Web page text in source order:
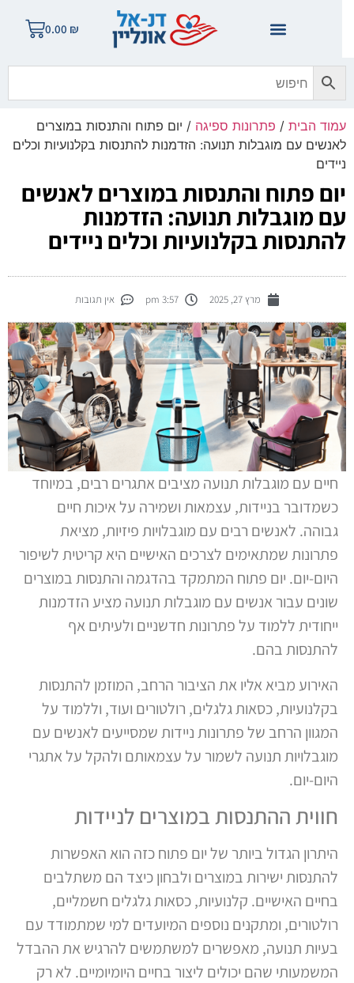
0.00
הבית/ פתרונות ספיגה/ יום פתוח והתנסות במוצרים
עם מוגבלות תנועה: הזדמנות להתנסות בקלנועיות וכלים
פתוח והתנסות במוצרים לאנשים
מוגבלות תנועה: הזדמנות
בקלנועיות וכלים ניידים
מרץ 27, 2025 3:57 pm אין תגובות
חיים עם מוגבלות תנועה מציבים אתגרים רבים, במיוחד
כשמדובר בניידות, עצמאות ושמירה על איכות חיים
גבוהה. לאנשים רבים עם מוגבלויות פיזיות, מציאת
פתרונות שמתאימים לצרכים האישיים היא קריטית לשיפור
היום-יום. יום פתוח המתמקד בהדגמה והתנסות במוצרים
שונים עבור אנשים עם מוגבלות תנועה מציע הזדמנות
ייחודית ללמוד על פתרונות חדשניים ולעיתים אף
להתנסות בהם.
האירוע מביא אליו את הציבור הרחב, המוזמן להתנסות
בקלנועיות, כסאות גלגלים, רולטורים ועוד, וללמוד על
המגוון הרחב של פתרונות ניידות שמסייעים לאנשים עם
מוגבלויות תנועה לשמור על עצמאותם ולהקל על אתגרי
היום-יום.
חווית ההתנסות במוצרים לניידות
היתרון הגדול ביותר של יום פתוח כזה הוא האפשרות
להתנסות ישירות במוצרים ולבחון כיצד הם משתלבים
בחיים האישיים. קלנועיות, כסאות גלגלים חשמליים,
רולטורים, ומתקנים נוספים המיועדים למי שמתמודד עם
בעיות תנועה, מאפשרים למשתמשים להרגיש את ההבדל
המשמעותי שהם יכולים ליצור בחיים היומיומיים. לא רק